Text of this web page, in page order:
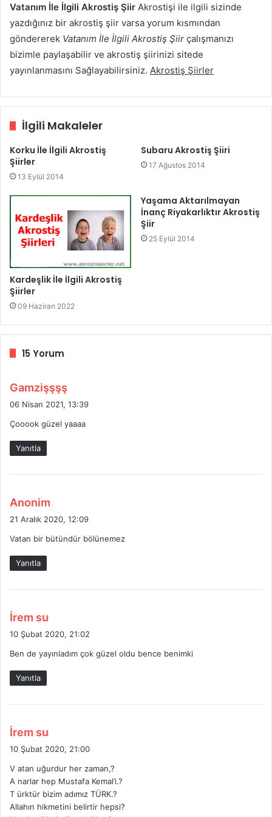
Vatanım İle İlgili Akrostiş Şiir Akrostişi ile ilgili sizinde
yazdığınız bir akrostiş şiir varsa yorum kısmından
göndererek Vatanım İle İlgili Akrostiş Şiir çalışmanızı
bizimle paylaşabilir ve akrostiş şiirinizi sitede
yayınlanmasını Sağlayabilirsiniz. Akrostiş Şiirler
İlgili Makaleler
Korku İle İlgili Akrostiş
Şiirler
13 Eylül 2014
Subaru Akrostiş Şiiri
17 Ağustos 2014
Kardeşlik İle İlgili Akrostiş
Şiirler
09 Haziran 2022
Yaşama Aktarılmayan
İnanç Riyakarlıktır Akrostiş
Şiir
25 Eylül 2014
15 Yorum
Gamzişşşş
i
06 Nisan 2021, 13:39
Çooook güzel yaaaa
Yanıtla
Anonim
i
21 Aralık 2020, 12:09
Vatan bir bütündür bölünemez
Yanıtla
İrem su
i
10 Şubat 2020, 21:02
Ben de yayınladım çok güzel oldu bence benimki
Yanıtla
İrem su
i
k
i
10 Şubat 2020, 21:00
V atan uğurdur her zaman,?
A narlar hep Mustafa Kemal’i.?
T ürktür bizim adımız TÜRK.?
Allahın hikmetini belirtir hepsi?